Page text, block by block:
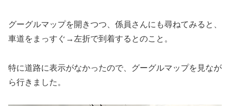
グーグルマップを開きつつ、係員さんにも尋ねてみると、
車道をまっすぐ→左折で到着するとのこと。
特に道路に表示がなかったので、グーグルマップを見なが
ら行きました。